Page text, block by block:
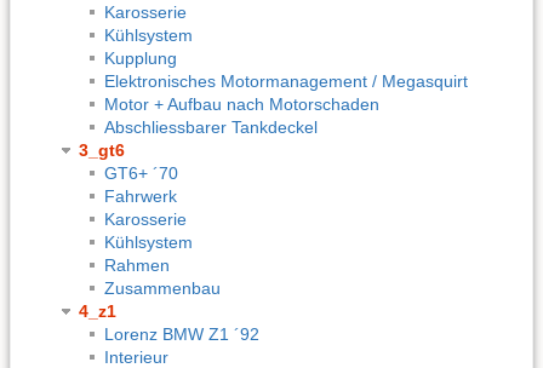
Karosserie
Kühlsystem
Kupplung
Elektronisches Motormanagement / Megasquirt
Motor + Aufbau nach Motorschaden
Abschliessbarer Tankdeckel
3_gt6
GT6+ ´70
Fahrwerk
Karosserie
Kühlsystem
Rahmen
Zusammenbau
4_z1
Lorenz BMW Z1 ´92
Interieur